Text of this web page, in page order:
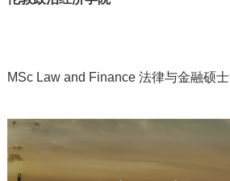
MSc Law and Finance 法律与金融硕士